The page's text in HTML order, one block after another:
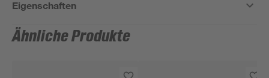
Eigenschaften
Ähnliche Produkte